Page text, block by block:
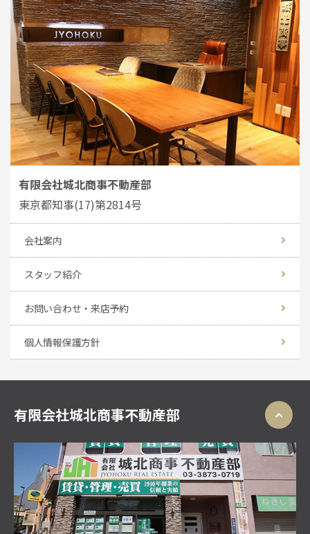
有限会社城北商事不動産部
東京都知事(17)第2814号
会社案内
スタッフ紹介
お問い合わせ・来店予約
個人情報保護方針
有限会社城北商事不動産部